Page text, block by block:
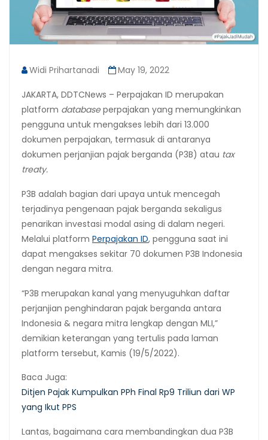
Widi Prihartanadi May 19, 2022
JAKARTA, DDTCNews – Perpajakan ID merupakan
platform databaseperpajakan yang memungkinkan
pengguna untuk mengakses lebih dari 13.000
dokumen perpajakan, termasuk di antaranya
dokumen perjanjian pajak berganda (P3B) atau tax
treaty.
P3B adalah bagian dari upaya untuk mencegah
terjadinya pengenaan pajak berganda sekaligus
penarikan investasi modal asing di dalam negeri.
Melalui platform Perpajakan ID, pengguna saat ini
dapat mengakses sekitar 70 dokumen P3B Indonesia
dengan negara mitra.
“P3B merupakan kanal yang menyuguhkan daftar
perjanjian penghindaran pajak berganda antara
Indonesia & negara mitra lengkap dengan MLI,”
demikian keterangan yang tertulis pada laman
platform tersebut, Kamis (19/5/2022).
Baca Juga:
Ditjen Pajak Kumpulkan PPh Final Rp9 Triliun dari WP
yang Ikut PPS
Lantas, bagaimana cara membandingkan dua P3B